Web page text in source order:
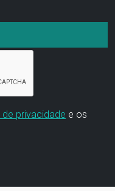
privacidade e os